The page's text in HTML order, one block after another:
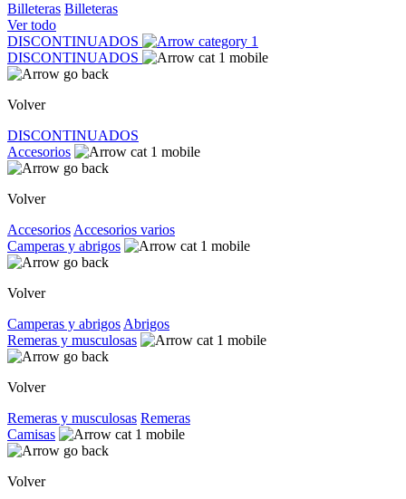
Billeteras Billeteras
Ver todo
DISCONTINUADOS
DISCONTINUADOS
Volver
DISCONTINUADOS
Accesorios
Volver
Accesorios Accesorios varios
Camperas y abrigos
Volver
Camperas y abrigos Abrigos
Remeras y musculosas
Volver
Remeras y musculosas Remeras
Camisas
Volver